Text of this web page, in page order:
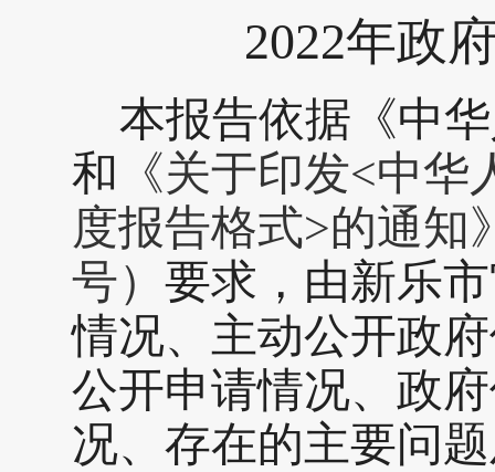
2022年政
本报告依据《中
和 《关于印发<中华
度报告格式>的通知
号） 要求，由新乐
情况、主动公开政
公开申请情况、政
况、存在的主要问